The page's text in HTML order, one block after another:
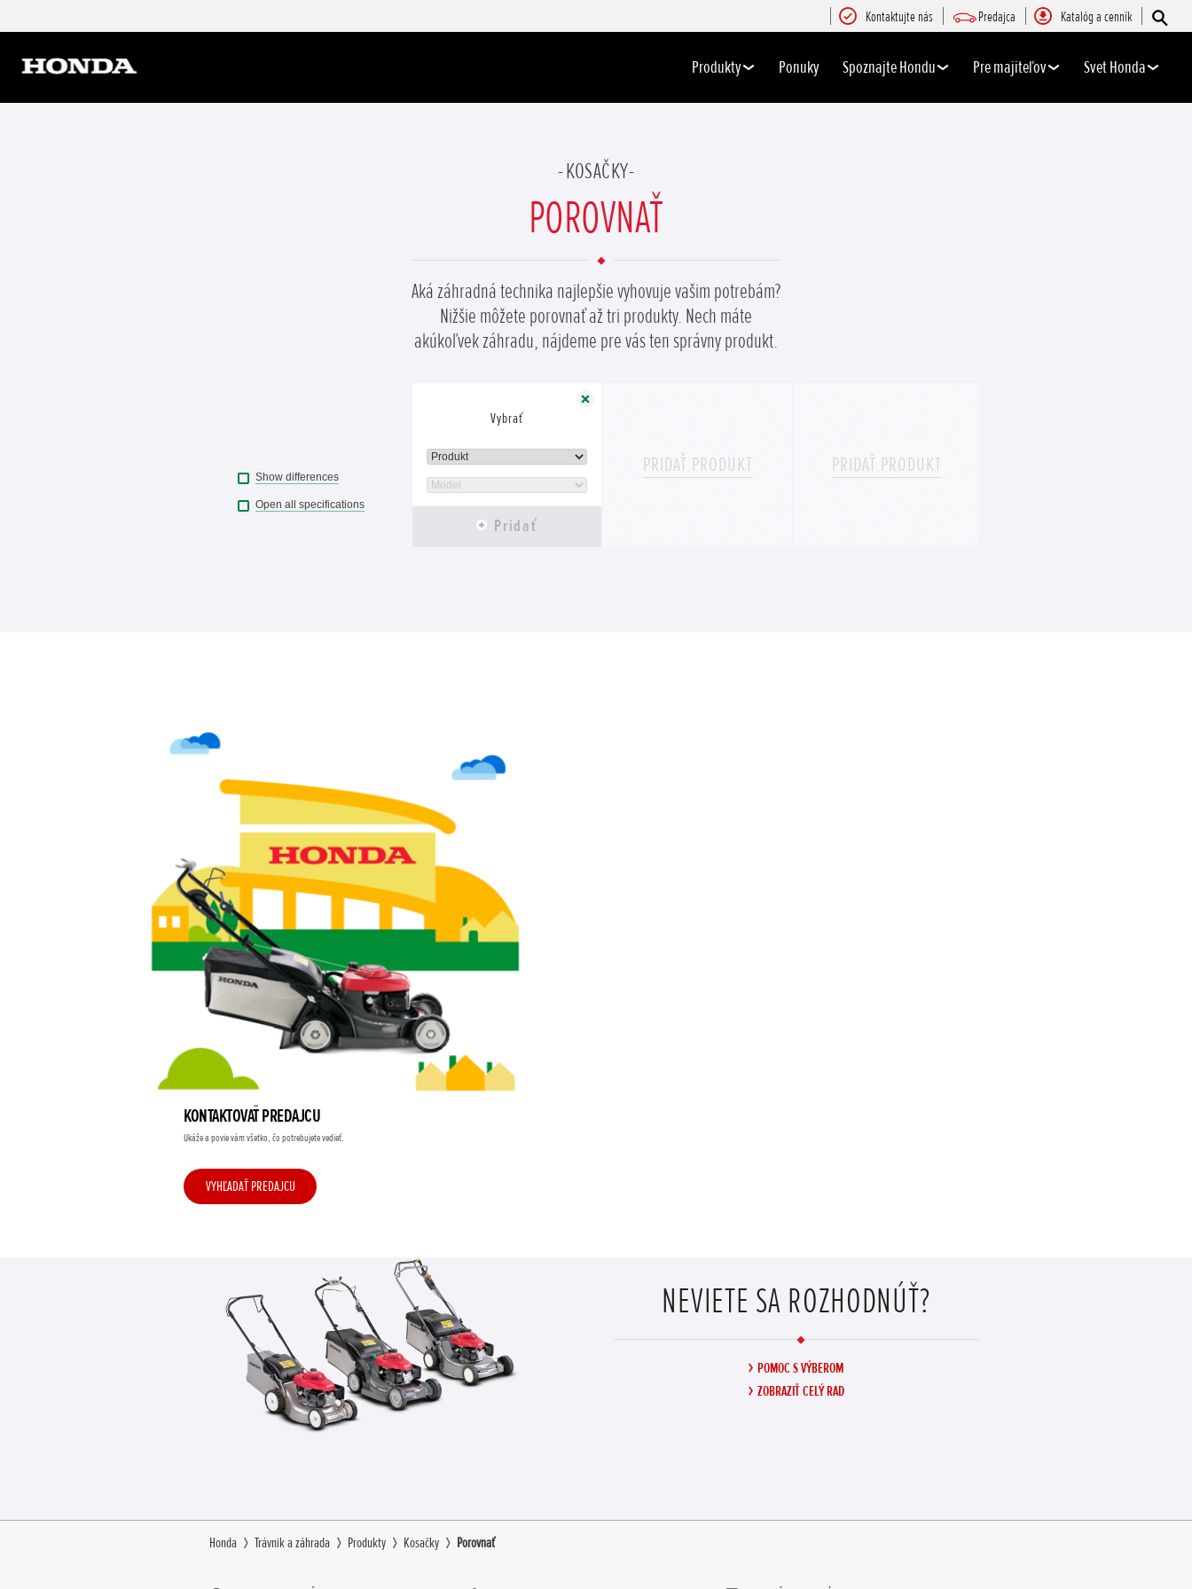
Kontaktujte nás Predajca Katalóg a cenník
Produkty Ponuky Spoznajte Hondu Pre majiteľov Svet Honda
KOSAČKY
POROVNAŤ
Aká záhradná technika najlepšie vyhovuje vašim potrebám?
Nižšie môžete porovnať až tri produkty. Nech máte
akúkoľvek záhradu, nájdeme pre vás ten správny produkt.
PRIDAŤ PRODUKT
Vybrať
Pridať
PRIDAŤ PRODUKT PRIDAŤ PRODUKT
Show differences
Open all specifications
KONTAKTOVAŤ PREDAJCU
Ukáže a povie vám všetko, čo potrebujete vedieť.
VYHĽADAŤ PREDAJCU
NEVIETE SA ROZHODNÚŤ?
POMOC S VÝBEROM
ZOBRAZIŤ CELÝ RAD
Honda Trávnik a záhrada Produkty Kosačky Porovnať